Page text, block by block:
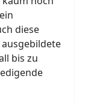
diese
bis zu